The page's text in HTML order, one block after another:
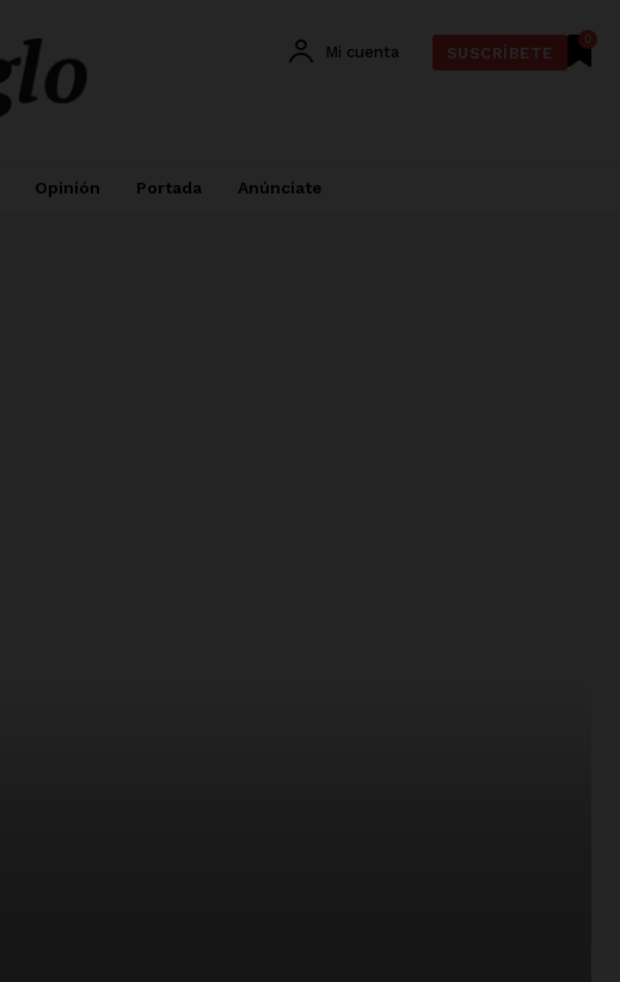
0
Mi cuenta SUSCRÍBETE
Opinión Portada Anúnciate